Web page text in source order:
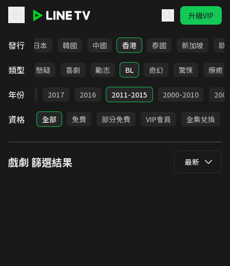
升級VIP
發行
台灣 日本 韓國 中國 香港 泰國 新加坡 歐
類型
甜寵 懸疑 喜劇 勵志 BL 奇幻 驚悚 療癒
年份
2018 2017 2016 2011-2015 2000-2010
資格 全部 免費 部分免費 VIP會員 全集兌換
戲劇 篩選結果 最新